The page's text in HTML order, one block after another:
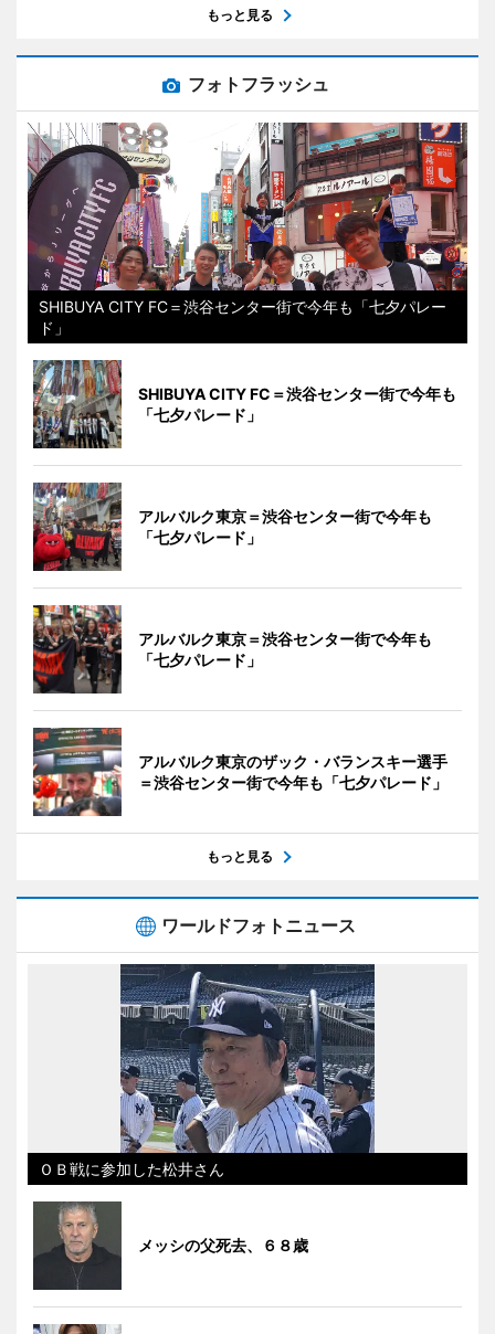
もっと見る
フォトフラッシュ
SHIBUYA CITY FC＝渋谷センター街で今年も「七夕パレー
ド」
SHIBUYA CITY FC＝渋谷センター街で今年も
「七夕パレード」
アルバルク東京＝渋谷センター街で今年も
「七夕パレード」
アルバルク東京＝渋谷センター街で今年も
「七夕パレード」
アルバルク東京のザック・バランスキー選手
＝渋谷センター街で今年も「七夕パレード」
もっと見る
ワールドフォトニュース
ＯＢ戦に参加した松井さん
メッシの父死去、６８歳